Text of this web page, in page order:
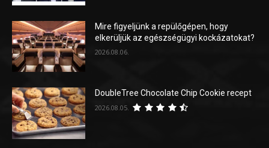
Mire figyeljünk a repülőgépen, hogy
elkerüljük az egészségügyi kockázatokat?
2026.08.06.
DoubleTree Chocolate Chip Cookie recept
2026.08.05.